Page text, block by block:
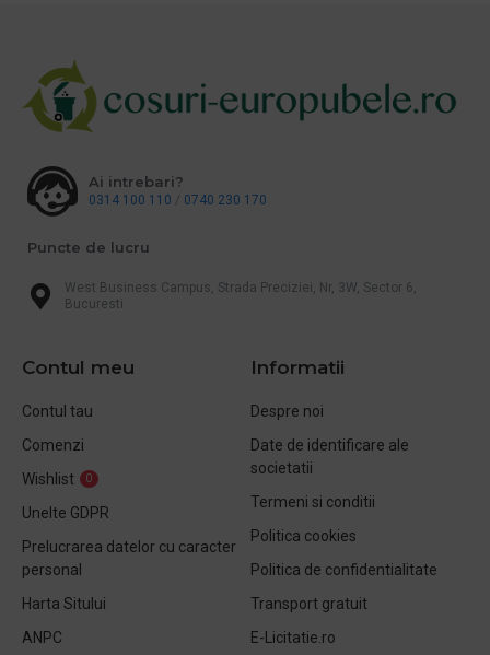
Ai intrebari?
0314 100 110 / 0740 230 170
Puncte de lucru
West Business Campus, Strada Preciziei, Nr, 3W, Sector 6,
Bucuresti
Contul meu
Contul tau
Comenzi
Wishlist
0
Unelte GDPR
Prelucrarea datelor cu caracter
personal
Harta Sitului
ANPC
Informatii
Despre noi
Date de identificare ale
societatii
Termeni si conditii
Politica cookies
Politica de confidentialitate
Transport gratuit
E-Licitatie.ro